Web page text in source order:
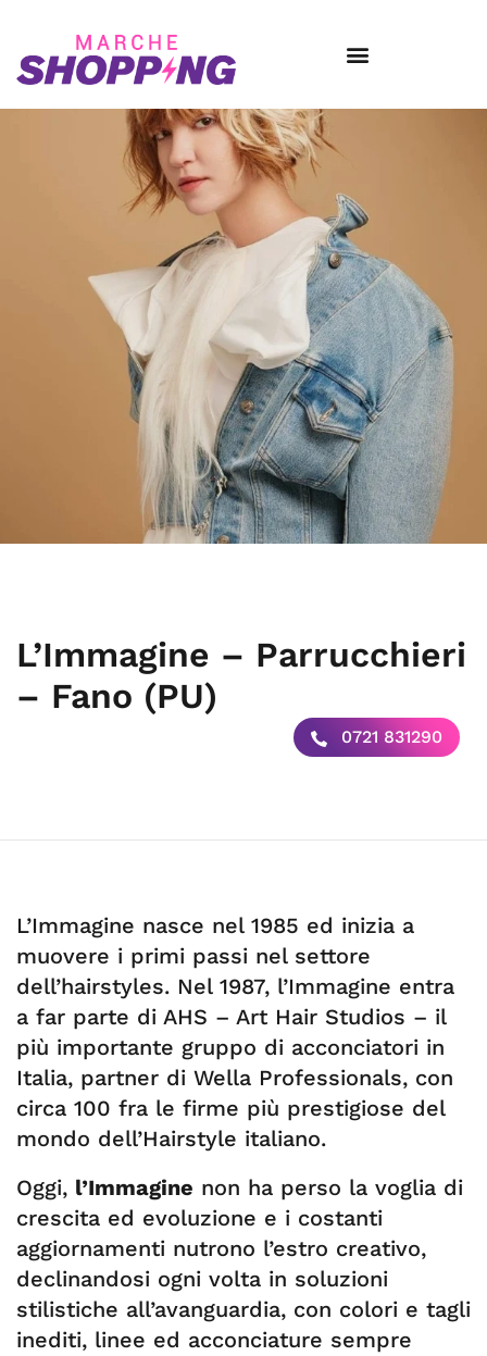
L’Immagine – Parrucchieri
– Fano (PU)
0721 831290
L’Immagine nasce nel 1985 ed inizia a
muovere i primi passi nel settore
dell’hairstyles. Nel 1987, l’Immagine entra
a far parte di AHS – Art Hair Studios – il
più importante gruppo di acconciatori in
Italia, partner di Wella Professionals, con
circa 100 fra le firme più prestigiose del
mondo dell’Hairstyle italiano.
Oggi, l’Immagine non ha perso la voglia di
crescita ed evoluzione e i costanti
aggiornamenti nutrono l’estro creativo,
declinandosi ogni volta in soluzioni
stilistiche all’avanguardia, con colori e tagli
inediti, linee ed acconciature sempre